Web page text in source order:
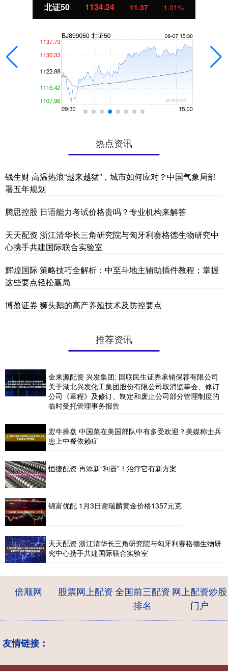
北证50 1134.24 11.37 1.01%
热点资讯
钱生财 高温热浪“越来越猛”，城市如何应对？中国气象局部
署五年规划
腾思控股 日语能力考试价格贵吗？专业机构来解答
天天配资 浙江清华长三角研究院与匈牙利赛格德生物研究中
心携手共建国际联合实验室
辉煌国际 策略技巧全解析：中至斗地主辅助插件教程；掌握
这些要点轻松赢局
博盈证券 狮头鹅的高产养殖技术及防控要点
推荐资讯
金来源配资 兴发集团: 国联民生证券承销保荐有限公司
关于湖北兴发化工集团股份有限公司取消监事会、修订
公司《章程》及修订、制定和废止公司部分管理制度的
临时受托管理事务报告
宏牛操盘 中国菜在美国部队中有多受欢迎？美媒称士兵
患上中餐依赖症
恒捷配资 再添新“利器”！治疗它有新方案
锦富优配 1月3日谢瑞麟黄金价格1357元克
天天配资 浙江清华长三角研究院与匈牙利赛格德生物研
究中心携手共建国际联合实验室
倍顺网 股票网上配资全国前三配资
排名
网上配资炒股
门户
友情链接：